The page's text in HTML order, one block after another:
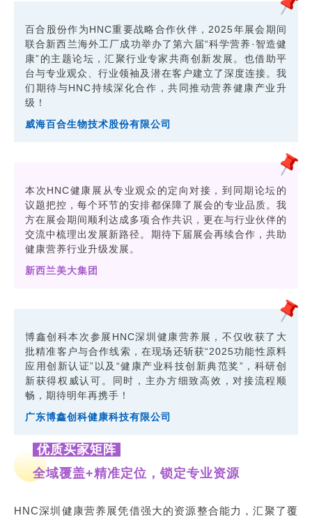
百合股份作为HNC重要战略合作伙伴，2025年展会期间
联合新西兰海外工厂成功举办了第六届“科学营养·智造健
康”的主题论坛，汇聚行业专家共商创新发展。也借助平
台与专业观众、行业领袖及潜在客户建立了深度连接。我
们期待与HNC持续深化合作，共同推动营养健康产业升
级！
威海百合生物技术股份有限公司
本次HNC健康展从专业观众的定向对接，到同期论坛的
议题把控，每个环节的安排都保障了展会的专业品质。我
方在展会期间顺利达成多项合作共识，更在与行业伙伴的
交流中梳理出发展新路径。期待下届展会再续合作，共助
健康营养行业升级发展。
新西兰美大集团
博鑫创科本次参展HNC深圳健康营养展，不仅收获了大
批精准客户与合作线索，在现场还斩获“2025功能性原料
应用创新认证”以及“健康产业科技创新典范奖”，科研创
新获得权威认可。同时，主办方细致高效，对接流程顺
畅，期待明年再携手！
广东博鑫创科健康科技有限公司
优质买家矩阵
全域覆盖+精准定位，锁定专业资源
HNC深圳健康营养展凭借强大的资源整合能力，汇聚了覆